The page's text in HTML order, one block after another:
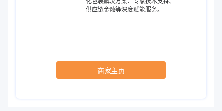
供应链金融等深度赋能服务。
商家主页